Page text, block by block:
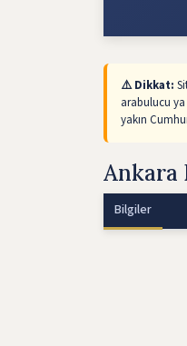
⚠️ Dikkat:
arabulucu ya
yakın
Ankara
Bilgiler